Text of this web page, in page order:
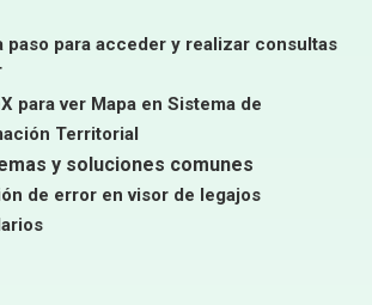
paso para acceder y realizar consultas
para ver Mapa en Sistema de
Territorial
y soluciones comunes
de error envisor de legajos